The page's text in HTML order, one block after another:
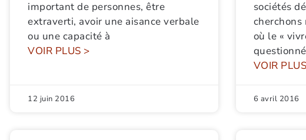
important de personnes, être
extraverti, avoir une aisance verbale
ou une capacité à
VOIR PLUS >
12 juin 2016
sociétés
cherchons
où le «
VOIR
6 avril 2016